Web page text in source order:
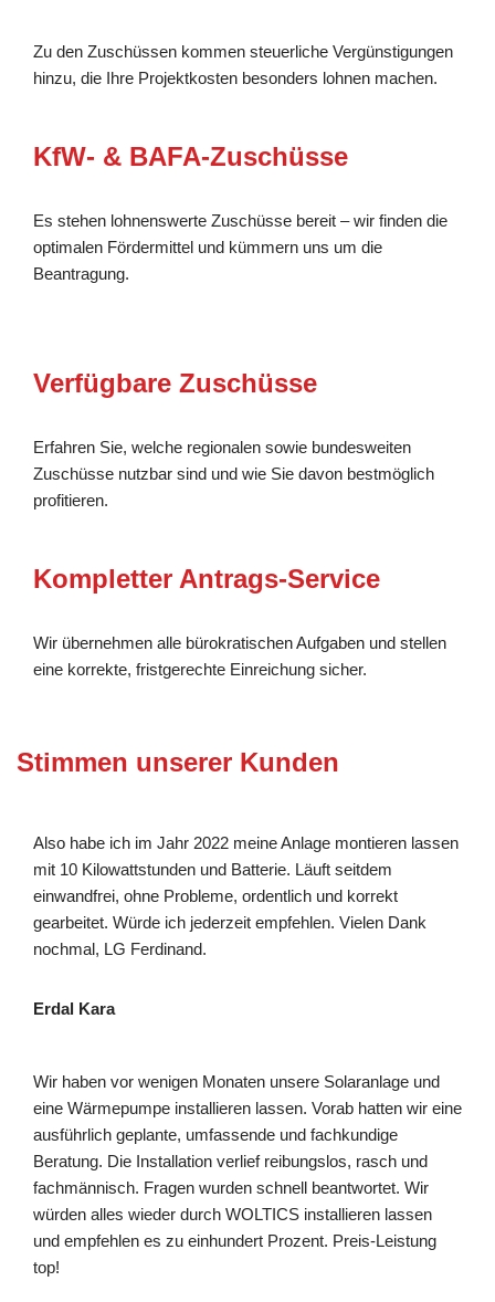
Zu den Zuschüssen kommen steuerliche Vergünstigungen
hinzu, die Ihre Projektkosten besonders lohnen machen.
KfW- & BAFA-Zuschüsse
Es stehen lohnenswerte Zuschüsse bereit – wir finden die
optimalen Fördermittel und kümmern uns um die
Beantragung.
Verfügbare Zuschüsse
Erfahren Sie, welche regionalen sowie bundesweiten
Zuschüsse nutzbar sind und wie Sie davon bestmöglich
profitieren.
Kompletter Antrags-Service
Wir übernehmen alle bürokratischen Aufgaben und stellen
eine korrekte, fristgerechte Einreichung sicher.
Stimmen unserer Kunden
Also habe ich im Jahr 2022 meine Anlage montieren lassen
mit 10 Kilowattstunden und Batterie. Läuft seitdem
einwandfrei, ohne Probleme, ordentlich und korrekt
gearbeitet. Würde ich jederzeit empfehlen. Vielen Dank
nochmal, LG Ferdinand.
Erdal Kara
Wir haben vor wenigen Monaten unsere Solaranlage und
eine Wärmepumpe installieren lassen. Vorab hatten wir eine
ausführlich geplante, umfassende und fachkundige
Beratung. Die Installation verlief reibungslos, rasch und
fachmännisch. Fragen wurden schnell beantwortet. Wir
würden alles wieder durch WOLTICS installieren lassen
und empfehlen es zu einhundert Prozent. Preis-Leistung
top!